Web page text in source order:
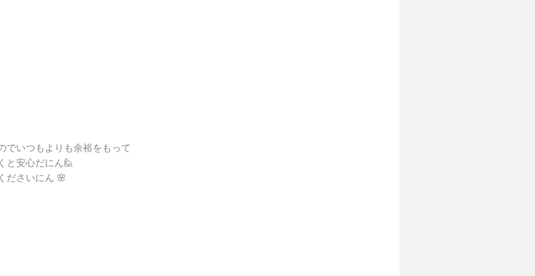
でいつもよりも余裕をもって
と安心だにん🙋
ださいにん 🌸